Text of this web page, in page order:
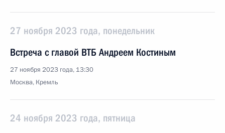
27 ноября 2023 года, понедельник
Встреча с главой ВТБ Андреем Костиным
27 ноября 2023 года, 13:30
Москва, Кремль
24 ноября 2023 года, пятница